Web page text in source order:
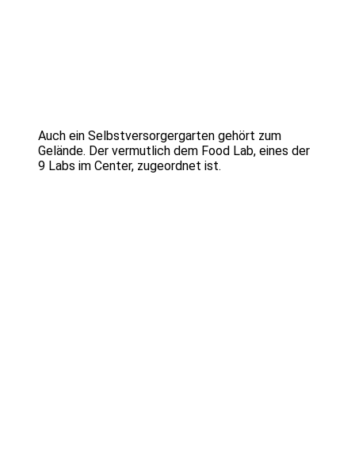
Auch ein Selbstversorgergarten gehört zum
Gelände. Der vermutlich dem Food Lab, eines der
9 Labs im Center, zugeordnet ist.